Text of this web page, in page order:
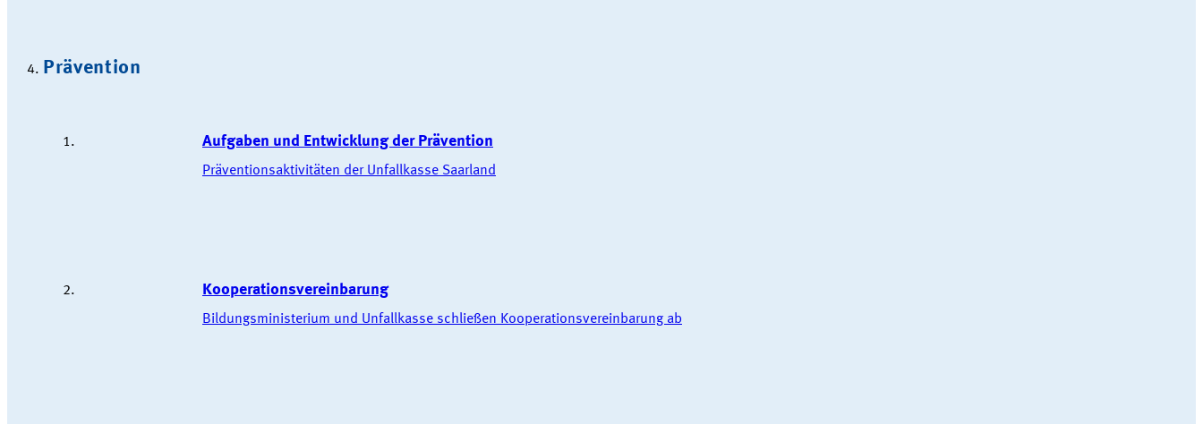
Prävention
Aufgaben und Entwicklung der Prävention
Präventionsaktivitäten der Unfallkasse Saarland
Kooperationsvereinbarung
Bildungsministerium und Unfallkasse schließen Kooperationsvereinbarung ab